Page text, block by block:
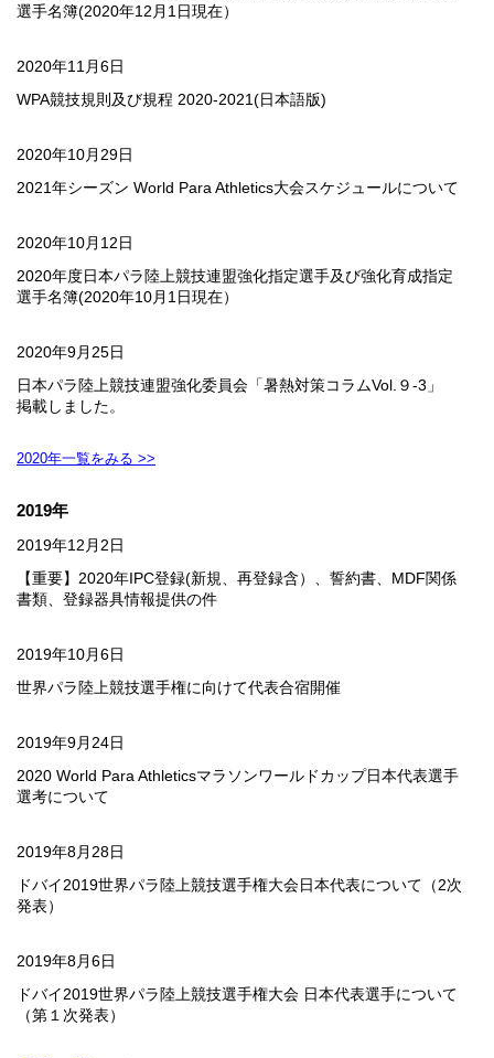
選手名簿(2020年12月1日現在）
2020年11月6日
WPA競技規則及び規程 2020-2021(日本語版)
2020年10月29日
2021年シーズン World Para Athletics大会スケジュールについて
2020年10月12日
2020年度日本パラ陸上競技連盟強化指定選手及び強化育成指定
選手名簿(2020年10月1日現在）
2020年9月25日
日本パラ陸上競技連盟強化委員会「暑熱対策コラムVol.９-3」
掲載しました。
2020年一覧をみる >>
2019年
2019年12月2日
【重要】2020年IPC登録(新規、再登録含）、誓約書、MDF関係
書類、登録器具情報提供の件
2019年10月6日
世界パラ陸上競技選手権に向けて代表合宿開催
2019年9月24日
2020 World Para Athleticsマラソンワールドカップ日本代表選手
選考について
2019年8月28日
ドバイ2019世界パラ陸上競技選手権大会日本代表について（2次
発表）
2019年8月6日
ドバイ2019世界パラ陸上競技選手権大会 日本代表選手について
（第１次発表）